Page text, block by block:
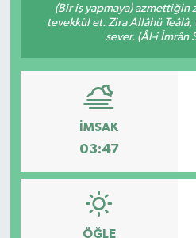
(Bir iş yapmaya) azmettiğin
tevekkül et. Zira Allâhü Teâlâ,
sever. (Âl-i İmrân
İMSAK
03:47
ÖĞLE